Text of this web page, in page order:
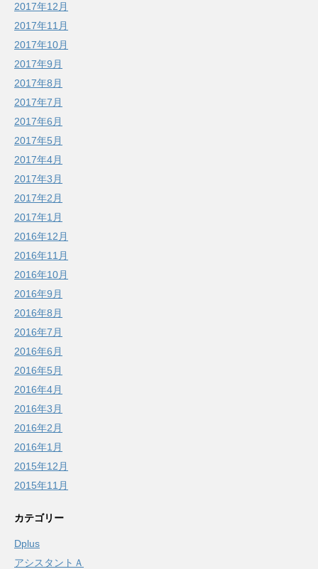
2017年12月
2017年11月
2017年10月
2017年9月
2017年8月
2017年7月
2017年6月
2017年5月
2017年4月
2017年3月
2017年2月
2017年1月
2016年12月
2016年11月
2016年10月
2016年9月
2016年8月
2016年7月
2016年6月
2016年5月
2016年4月
2016年3月
2016年2月
2016年1月
2015年12月
2015年11月
カテゴリー
Dplus
アシスタントＡ